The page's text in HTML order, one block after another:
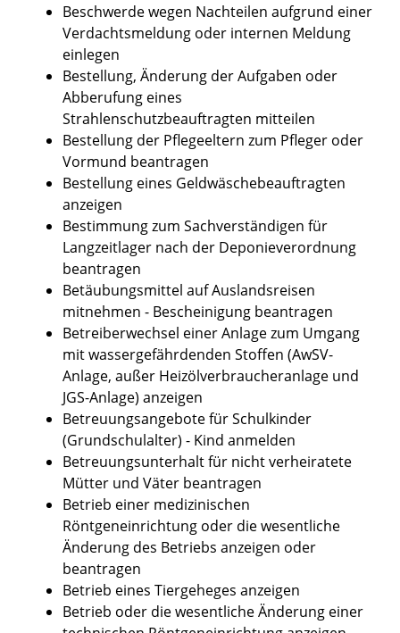
Beschwerde wegen Nachteilen aufgrund einer
Verdachtsmeldung oder internen Meldung
einlegen
Bestellung, Änderung der Aufgaben oder
Abberufung eines
Strahlenschutzbeauftragten mitteilen
Bestellung der Pflegeeltern zum Pfleger oder
Vormund beantragen
Bestellung eines Geldwäschebeauftragten
anzeigen
Bestimmung zum Sachverständigen für
Langzeitlager nach der Deponieverordnung
beantragen
Betäubungsmittel auf Auslandsreisen
mitnehmen - Bescheinigung beantragen
Betreiberwechsel einer Anlage zum Umgang
mit wassergefährdenden Stoffen (AwSV-
Anlage, außer Heizölverbraucheranlage und
JGS-Anlage) anzeigen
Betreuungsangebote für Schulkinder
(Grundschulalter) - Kind anmelden
Betreuungsunterhalt für nicht verheiratete
Mütter und Väter beantragen
Betrieb einer medizinischen
Röntgeneinrichtung oder die wesentliche
Änderung des Betriebs anzeigen oder
beantragen
Betrieb eines Tiergeheges anzeigen
Betrieb oder die wesentliche Änderung einer